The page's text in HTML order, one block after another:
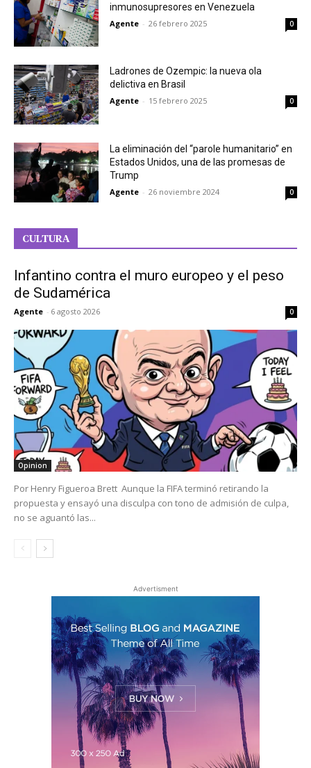
inmunosupresores en Venezuela
Agente - 26 febrero 2025 0
Ladrones de Ozempic: la nueva ola
delictiva en Brasil
Agente - 15 febrero 2025 0
La eliminación del “parole humanitario” en
Estados Unidos, una de las promesas de
Trump
Agente - 26 noviembre 2024 0
CULTURA
Infantino contra el muro europeo y el peso
de Sudamérica
Agente - 6 agosto 2026 0
Opinion
Por Henry Figueroa Brett Aunque la FIFA terminó retirando la
propuesta y ensayó una disculpa con tono de admisión de culpa,
no se aguantó las...
Advertisment